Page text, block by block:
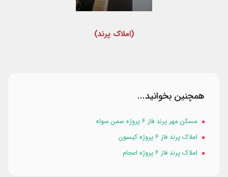
(املاک پرند)
همچنین بخوانید...
مسکن مهر پرند فاز ۶ پروژه سمن سوله
املاک پرند فاز ۶ پروژه کیسون
املاک پرند فاز ۶ پروژه اعجام